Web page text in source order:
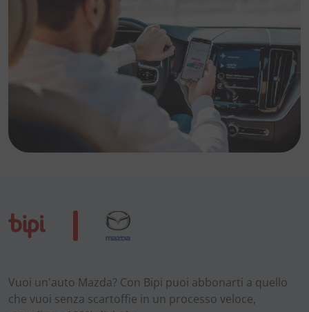
Vuoi un'auto Mazda? Con Bipi puoi abbonarti a quello
che vuoi senza scartoffie in un processo veloce,